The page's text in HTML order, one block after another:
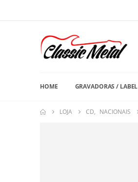
HOME GRAVADORAS / LABEL
LOJA CD, NACIONAIS